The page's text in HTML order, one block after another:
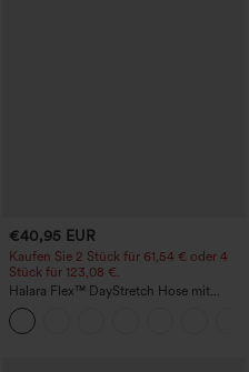
€40,95 EUR
Kaufen Sie 2 Stück für 61,54 € oder 4
Stück für 123,08 €.
Halara Flex™ DayStretch Hose mit
mittlerer Bundhöhe, seitlicher
Reißverschlusstasche und
Work‑Flare‑Schnitt